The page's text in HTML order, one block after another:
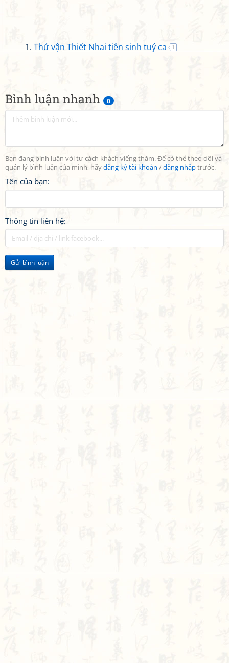
Bình luận nhanh 0
Bạn đang bình luận với tư cách khách viếng thăm. Để có thể theo dõi và
quản lý bình luận của mình, hãyđăng ký tài khoản /đăng nhậptrước.
Tên của bạn:
Thông tin liên hệ:
Gửi bình luận
Thứ vận Thiết Nhai tiên sinh tuý ca 1